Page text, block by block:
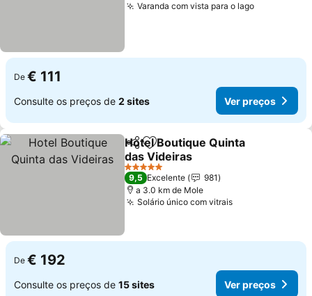
Varanda com vista para o lagoVer preços
De € 111
Consulte os preços de 2 sites Ver preços
PartilharAdicionar aos favoritos
Hotel Boutique Quinta
das Videiras
Ver preços
5 Estrelas
9,5 Excelente
981
a 3.0 km de Mole
Solário único com vitraisVer preços
De € 192
Consulte os preços de 15 sites Ver preços